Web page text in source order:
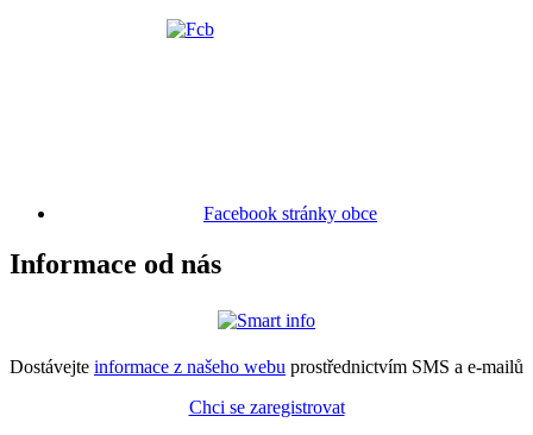
Facebook stránky obce
Informace od nás
Dostávejte informace z našeho webu prostřednictvím SMS a e-mailů
Chci se zaregistrovat